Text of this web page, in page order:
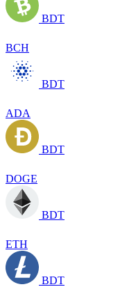
BDT
BCH
BDT
ADA
BDT
DOGE
BDT
ETH
BDT